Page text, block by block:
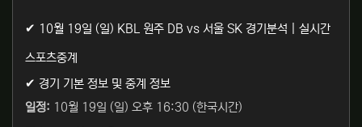
✔ 10월 19일 (일) KBL 원주 DB vs 서울 SK 경기분석 | 실시간
스포츠중계
✔ 경기 기본 정보 및 중계 정보
일정: 10월 19일 (일) 오후 16:30 (한국시간)